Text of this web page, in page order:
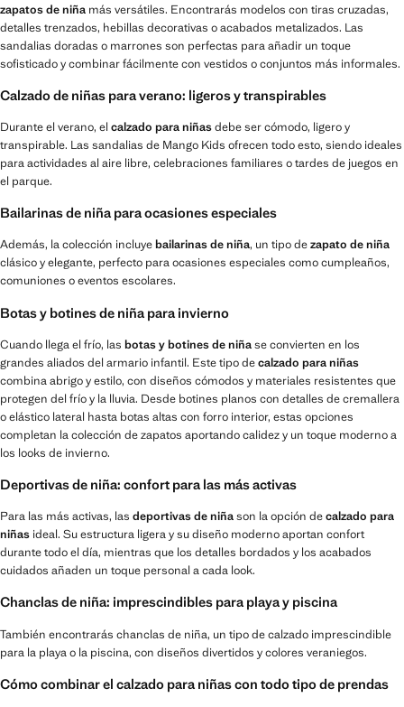
zapatos de niña más versátiles. Encontrarás modelos con tiras cruzadas,
detalles trenzados, hebillas decorativas o acabados metalizados. Las
sandalias doradas o marrones son perfectas para añadir un toque
sofisticado y combinar fácilmente con vestidos o conjuntos más informales.
Calzado de niñas para verano: ligeros y transpirables
Durante el verano, el calzado para niñasdebe ser cómodo, ligero y
transpirable. Las sandalias de Mango Kids ofrecen todo esto, siendo ideales
para actividades al aire libre, celebraciones familiares o tardes de juegos en
el parque.
Bailarinas de niña para ocasiones especiales
Además, la colección incluyebailarinas de niña, un tipo dezapato de niña
clásico y elegante, perfecto para ocasiones especiales como cumpleaños,
comuniones o eventos escolares.
Botas y botines de niña para invierno
Cuando llega el frío, las botas y botines de niñase convierten en los
grandes aliados del armario infantil. Este tipo decalzado para niñas
combina abrigo y estilo, con diseños cómodos y materiales resistentes que
protegen del frío y la lluvia. Desde botines planos con detalles de cremallera
o elástico lateral hasta botas altas con forro interior, estas opciones
completan la colección de zapatos aportando calidez y un toque moderno a
los looks de invierno.
Deportivas de niña: confort para las más activas
Para las más activas, las deportivas de niñason la opción decalzado para
niñas ideal. Su estructura ligera y su diseño moderno aportan confort
durante todo el día, mientras que los detalles bordados y los acabados
cuidados añaden un toque personal a cada look.
Chanclas de niña: imprescindibles para playa y piscina
También encontrarás chanclas de niña, un tipo de calzado imprescindible
para la playa o la piscina, con diseños divertidos y colores veraniegos.
Cómo combinar el calzado para niñas con todo tipo de prendas